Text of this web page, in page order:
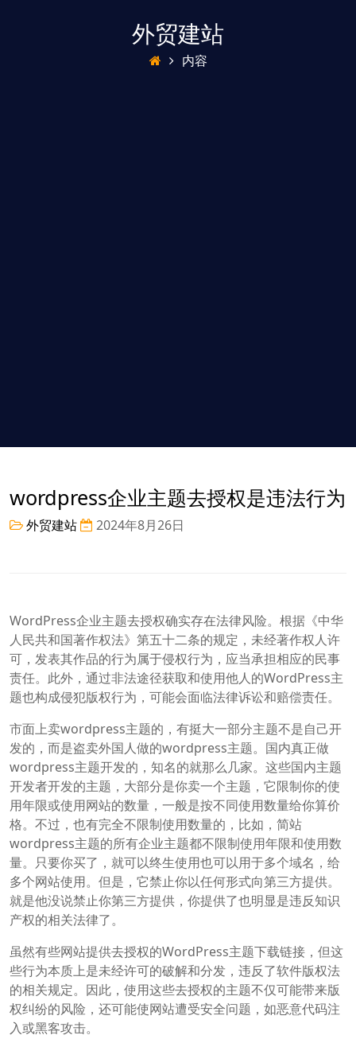
外贸建站
内容
wordpress企业主题去授权是违法行为
外贸建站 2024年8月26日
WordPress企业主题去授权确实存在法律风险。根据《中华
人民共和国著作权法》第五十二条的规定，未经著作权人许
可，发表其作品的行为属于侵权行为，应当承担相应的民事
责任。此外，通过非法途径获取和使用他人的WordPress主
题也构成侵犯版权行为，可能会面临法律诉讼和赔偿责任。
市面上卖wordpress主题的，有挺大一部分主题不是自己开
发的，而是盗卖外国人做的wordpress主题。国内真正做
wordpress主题开发的，知名的就那么几家。这些国内主题
开发者开发的主题，大部分是你卖一个主题，它限制你的使
用年限或使用网站的数量，一般是按不同使用数量给你算价
格。不过，也有完全不限制使用数量的，比如，简站
wordpress主题的所有企业主题都不限制使用年限和使用数
量。只要你买了，就可以终生使用也可以用于多个域名，给
多个网站使用。但是，它禁止你以任何形式向第三方提供。
就是他没说禁止你第三方提供，你提供了也明显是违反知识
产权的相关法律了。
虽然有些网站提供去授权的WordPress主题下载链接，但这
些行为本质上是未经许可的破解和分发，违反了软件版权法
的相关规定。因此，使用这些去授权的主题不仅可能带来版
权纠纷的风险，还可能使网站遭受安全问题，如恶意代码注
入或黑客攻击。